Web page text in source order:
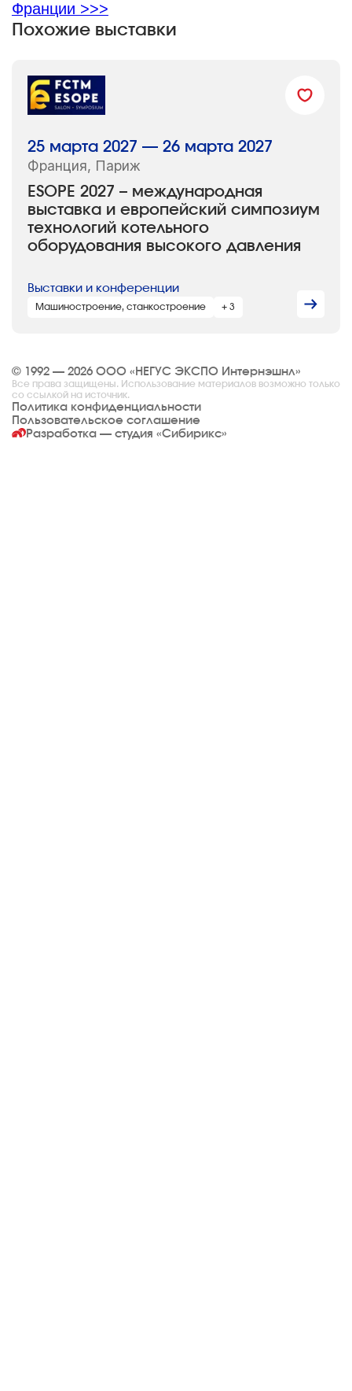
Франции >>>
Похожие выставки
ESOPE 2027 – международная
выставка и европейский симпозиум
технологий котельного
оборудования высокого давления
25 марта 2027 — 26 марта 2027
Франция, Париж
Выставки и конференции
Машиностроение, станкостроение + 3
© 1992 — 2026 ООО «НЕГУС ЭКСПО Интернэшнл»
Все права защищены. Использование материалов возможно только
со ссылкой на источник.
Политика конфиденциальности
Пользовательское соглашение
Разработка — студия «Сибирикс»